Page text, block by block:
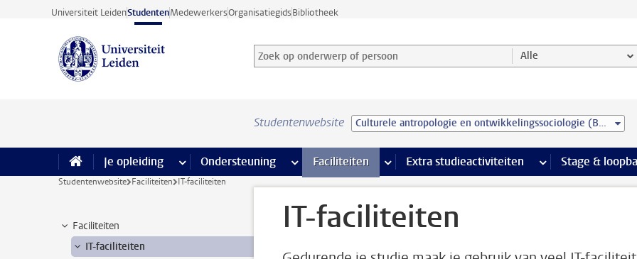
Ga direct naar de inhoud
Universiteit LeidenStudentenMedewerkersOrganisatiegidsBibliotheek
Zoek op onderwerp of persoon en selecteer categorie
Zoekterm Alle
Studentenwebsite Culturele antropologie en ontwikkelingssociologie (BSc)
Je opleiding meer Je opleiding pagina’s
Ondersteuning meer Ondersteuning pagina’s
Faciliteiten meer Faciliteiten pagina’s
Extra studieactiviteiten meer Extra
Stage &
Studentenwebsite Faciliteiten IT-faciliteiten
Faciliteiten
IT-faciliteiten
IT-faciliteiten